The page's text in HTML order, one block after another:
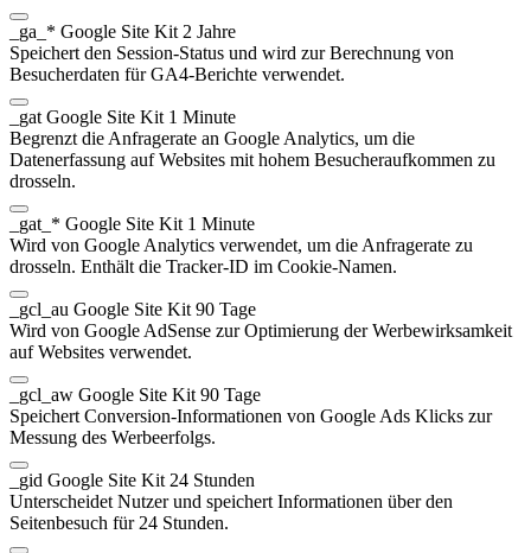
_ga_* Google Site Kit 2 Jahre
Speichert den Session-Status und wird zur Berechnung von
Besucherdaten für GA4-Berichte verwendet.
_gat Google Site Kit 1 Minute
Begrenzt die Anfragerate an Google Analytics, um die
Datenerfassung auf Websites mit hohem Besucheraufkommen zu
drosseln.
_gat_* Google Site Kit 1 Minute
Wird von Google Analytics verwendet, um die Anfragerate zu
drosseln. Enthält die Tracker-ID im Cookie-Namen.
_gcl_au Google Site Kit 90 Tage
Wird von Google AdSense zur Optimierung der Werbewirksamkeit
auf Websites verwendet.
_gcl_aw Google Site Kit 90 Tage
Speichert Conversion-Informationen von Google Ads Klicks zur
Messung des Werbeerfolgs.
_gid Google Site Kit 24 Stunden
Unterscheidet Nutzer und speichert Informationen über den
Seitenbesuch für 24 Stunden.